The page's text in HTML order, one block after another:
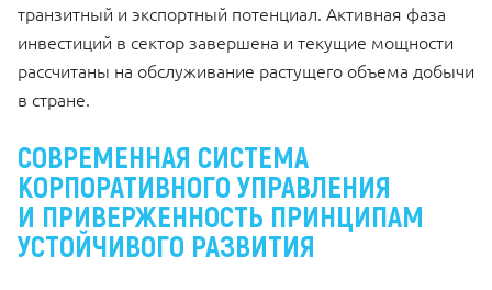
транзитный и экспортный потенциал. Активная фаза
инвестиций в сектор завершена и текущие мощности
рассчитаны на обслуживание растущего объема добычи
в стране.
СОВРЕМЕННАЯ СИСТЕМА
КОРПОРАТИВНОГО УПРАВЛЕНИЯ
И ПРИВЕРЖЕННОСТЬ ПРИНЦИПАМ
УСТОЙЧИВОГО РАЗВИТИЯ